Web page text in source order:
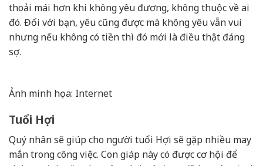
thoải mái hơn khi không yêu đương, không thuộc về ai
đó. Đối với bạn, yêu cũng được mà không yêu vẫn vui
nhưng nếu không có tiền thì đó mới là điều thật đáng
sợ.
Ảnh minh họa: Internet
Tuổi Hợi
Quý nhân sẽ giúp cho người tuổi Hợi sẽ gặp nhiều may
mắn trong công việc. Con giáp này có được cơ hội để